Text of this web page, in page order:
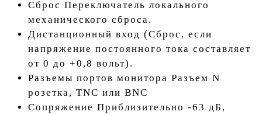
Сброс Переключатель локального
механического сброса.
Дистанционный вход (Сброс, если
напряжение постоянного тока составляет
от 0 до +0,8 вольт).
Разъемы портов монитора Разъем N
розетка, TNC или BNC
Сопряжение Приблизительно -63 дБ,